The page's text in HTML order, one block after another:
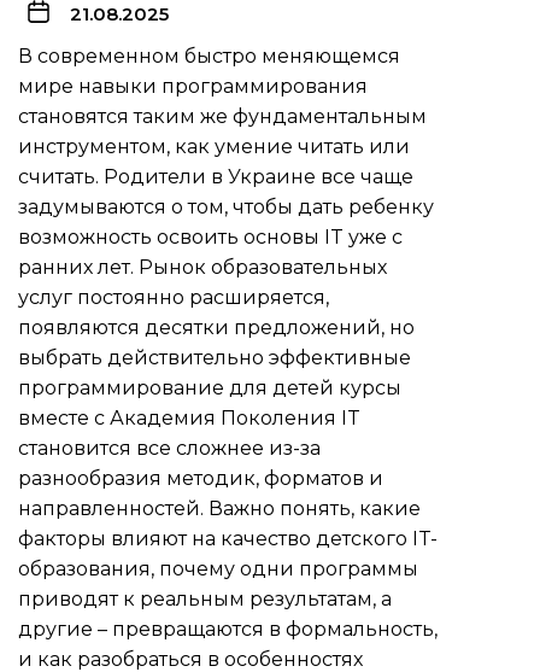
21.08.2025
В современном быстро меняющемся
мире навыки программирования
становятся таким же фундаментальным
инструментом, как умение читать или
считать. Родители в Украине все чаще
задумываются о том, чтобы дать ребенку
возможность освоить основы IT уже с
ранних лет. Рынок образовательных
услуг постоянно расширяется,
появляются десятки предложений, но
выбрать действительно эффективные
программирование для детей курсы
вместе с Академия Поколения IT
становится все сложнее из-за
разнообразия методик, форматов и
направленностей. Важно понять, какие
факторы влияют на качество детского IT-
образования, почему одни программы
приводят к реальным результатам, а
другие – превращаются в формальность,
и как разобраться в особенностях